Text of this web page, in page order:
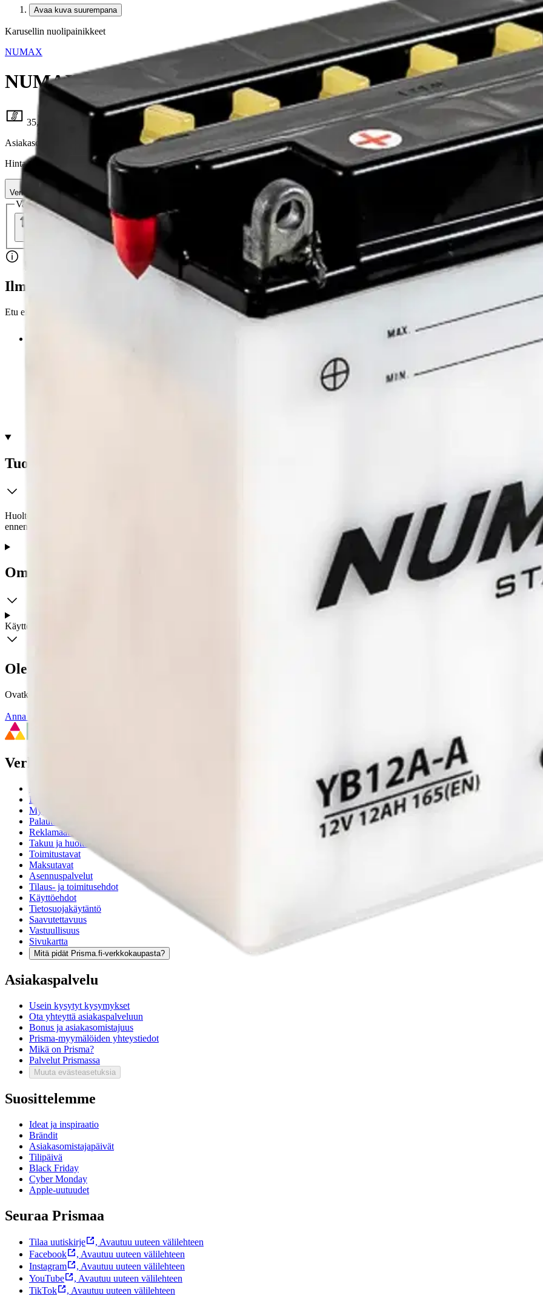
Avaa kuva suurempana
Karusellin nuolipainikkeet
NUMAX
NUMAX mp-akku AGM 12Ah
35,62 €
Asiakasomistajahinta
Hinta ilman S-Etukorttia:
41,90 €
Verkkokaupan hinta
Valitse toimitustapa
Nouto myymälästä
Toimitus
Ei saatavilla
Ilmainen toimitus yli 100 €:n tilauksille Postin pakettiautomaattiin tai
Etu ei koske Suuri‑lisäpalvelulla toimitettavia tuotteita.
Tuotekuvaus
Huoltovapaa Numax AGM moottoripyöräakku tarjoaa suorituskykyä edulliseen hintaan. Akut sopivat moottoripyöriin, mopoihin,
ennen käyttöönottoa ja suoritettava käyttöönoton jälkeen ylläpitolatausta esim. varastoinnin tai kausisäilytyksen aikana.
Ominaisuudet
Käyttöturvallisuus
Oletko tyytyväinen tuotetietoihin?
Ovatko tuotetiedot riittävät? Jos tuotetiedoissa on puutteita tai niitä voisi muuten parantaa, anna palautetta.
Anna palautetta
Verkkokauppa
Ensitilaajan pikaopas
Myymälänouto
Palautukset
Reklamaatio
Takuu ja huolto
Toimitustavat
Maksutavat
Asennuspalvelut
Tilaus- ja toimitusehdot
Käyttöehdot
Tietosuojakäytäntö
Saavutettavuus
Vastuullisuus
Sivukartta
Mitä pidät Prisma.fi-verkkokaupasta?
Asiakaspalvelu
Usein kysytyt kysymykset
Ota yhteyttä asiakaspalveluun
Bonus ja asiakasomistajuus
Prisma-myymälöiden yhteystiedot
Mikä on Prisma?
Palvelut Prismassa
Muuta evästeasetuksia
Suosittelemme
Ideat ja inspiraatio
Brändit
Asiakasomistajapäivät
Tilipäivä
Black Friday
Cyber Monday
Apple-uutuudet
Seuraa Prismaa
Tilaa uutiskirje , Avautuu uuteen välilehteen
Facebook
, Avautuu uuteen välilehteen
Instagram
, Avautuu uuteen välilehteen
YouTube
, Avautuu uuteen välilehteen
TikTok
, Avautuu uuteen välilehteen